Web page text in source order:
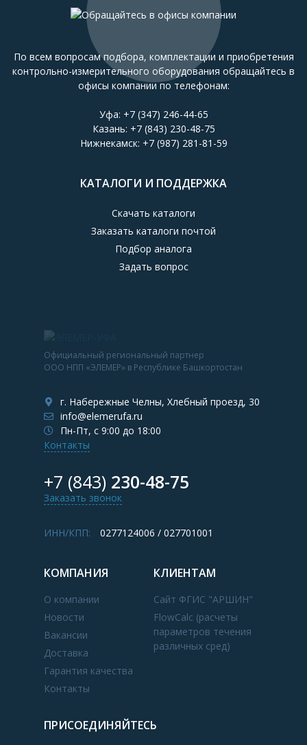
По всем вопросам подбора, комплектации и приобретения
контрольно-измерительного оборудования обращайтесь в
офисы компании по телефонам:
Уфа: +7 (347) 246-44-65
Казань: +7 (843) 230-48-75
Нижнекамск: +7 (987) 281-81-59
КАТАЛОГИ И ПОДДЕРЖКА
Скачать каталоги
Заказать каталоги почтой
Подбор аналога
Задать вопрос
Официальный региональный партнер
ООО НПП «ЭЛЕМЕР» в Республике Башкортостан
г. Набережные Челны, Хлебный проезд, 30
info@elemerufa.ru
Пн-Пт, с 9:00 до 18:00
Контакты
+7 (843) 230-48-75
Заказать звонок
ИНН/КПП: 0277124006 / 027701001
КОМПАНИЯ
О компании
Новости
Вакансии
Доставка
Гарантия качества
Контакты
КЛИЕНТАМ
Сайт ФГИС "АРШИН"
FlowCalc (расчеты
параметров течения
различных сред)
ПРИСОЕДИНЯЙТЕСЬ